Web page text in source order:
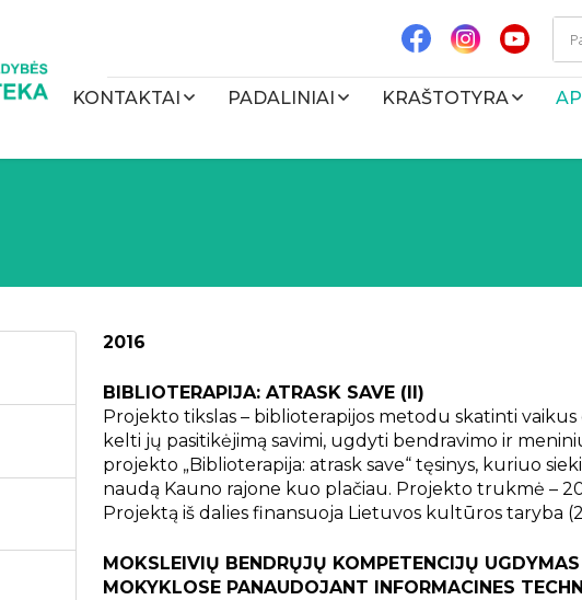
KONTAKTAI PADALINIAI KRAŠTOTYRA
2016
BIBLIOTERAPIJA: ATRASK SAVE (II)
Projekto tikslas – biblioterapijos metodu skatinti
kelti jų pasitikėjimą savimi, ugdyti bendravimo ir
projekto „Biblioterapija: atrask save“ tęsinys, kuriuo
naudą Kauno rajone kuo plačiau. Projekto trukmė –
Projektą iš dalies finansuoja Lietuvos kultūros taryba
MOKSLEIVIŲ BENDRŲJŲ KOMPETENCIJŲ
MOKYKLOSE PANAUDOJANT INFORMACINES